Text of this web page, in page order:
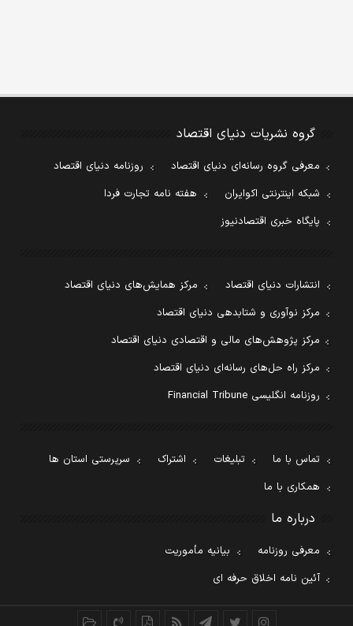
گروه نشریات دنیای اقتصاد
معرفی گروه رسانه‌ای دنیای اقتصاد
روزنامه دنیای اقتصاد
شبکه اینترنتی اکوایران
هفته نامه تجارت فردا
پایگاه خبری اقتصادنیوز
انتشارات دنیای اقتصاد
مرکز همایش‌های دنیای اقتصاد
مرکز نوآوری و شتابدهی دنیای اقتصاد
مرکز پژوهش‌های مالی و اقتصادی دنیای اقتصاد
مرکز راه حل‌های رسانه‌ای دنیای اقتصاد
روزنامه انگلیسی Financial Tribune
تماس با ما تبلیغات اشتراک
سرپرستی استان ها
همکاری با ما
درباره ما
معرفی روزنامه
بیانیه مأموریت
آئین نامه اخلاق حرفه ای